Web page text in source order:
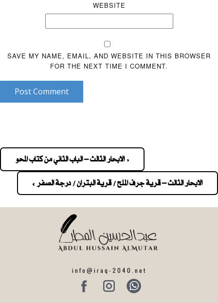
WEBSITE
SAVE MY NAME, EMAIL, AND WEBSITE IN THIS BROWSER
FOR THE NEXT TIME I COMMENT.
Post Comment
navigation
« الابحار الثالث – الباب الثاني من كتاب المحو
الابحار الثالث – قرية جرف الملح / قرية البتران / درجة الصفر »
info@iraq-2040.net